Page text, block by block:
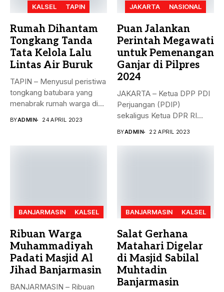
KALSEL TAPIN
Rumah Dihantam
Tongkang Tanda
Tata Kelola Lalu
Lintas Air Buruk
TAPIN – Menyusul peristiwa
tongkang batubara yang
menabrak rumah warga di
BYADMIN 24 APRIL 2023
JAKARTA NASIONAL
Puan Jalankan
Perintah Megawati
untuk Pemenangan
Ganjar di Pilpres
2024
JAKARTA – Ketua DPP PDI
Perjuangan (PDIP)
sekaligus Ketua DPR RI
BYADMIN 22 APRIL 2023
BANJARMASIN KALSEL
Ribuan Warga
Muhammadiyah
Padati Masjid Al
Jihad Banjarmasin
BANJARMASIN – Ribuan
BANJARMASIN KALSEL
Salat Gerhana
Matahari Digelar
di Masjid Sabilal
Muhtadin
Banjarmasin